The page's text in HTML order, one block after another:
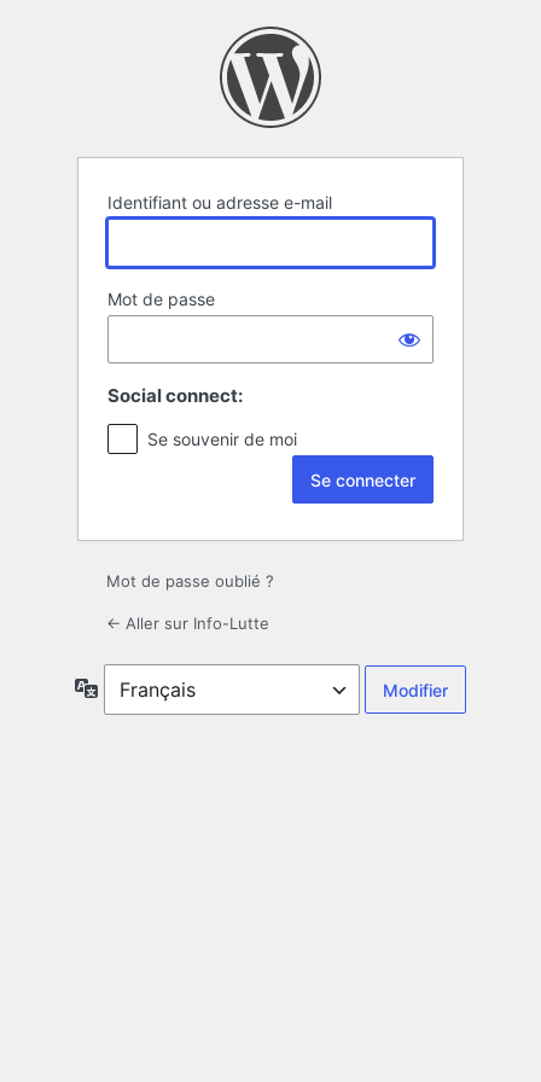
Identifiant ou adresse e-mail
Mot de passe
Social connect:
Se souvenir de moi
Mot de passe oublié ?
← Aller sur Info-Lutte
Langue